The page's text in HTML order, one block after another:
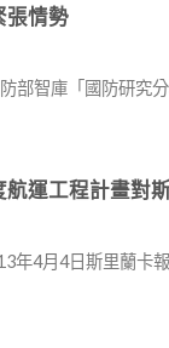
張情勢
部智庫「國防研究
運工程計畫對
年4月4日斯里蘭卡